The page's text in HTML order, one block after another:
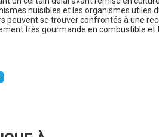
nuisibles et les organismes utiles
peuvent se trouver confrontés à une
très gourmande en combustible et